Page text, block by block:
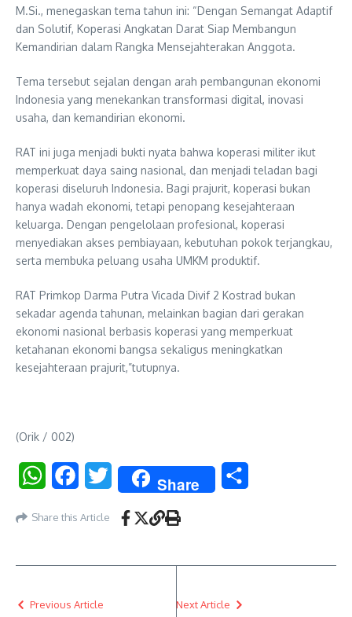
M.Si., menegaskan tema tahun ini: “Dengan Semangat Adaptif
dan Solutif, Koperasi Angkatan Darat Siap Membangun
Kemandirian dalam Rangka Mensejahterakan Anggota.
Tema tersebut sejalan dengan arah pembangunan ekonomi
Indonesia yang menekankan transformasi digital, inovasi
usaha, dan kemandirian ekonomi.
RAT ini juga menjadi bukti nyata bahwa koperasi militer ikut
memperkuat daya saing nasional, dan menjadi teladan bagi
koperasi diseluruh Indonesia. Bagi prajurit, koperasi bukan
hanya wadah ekonomi, tetapi penopang kesejahteraan
keluarga. Dengan pengelolaan profesional, koperasi
menyediakan akses pembiayaan, kebutuhan pokok terjangkau,
serta membuka peluang usaha UMKM produktif.
RAT Primkop Darma Putra Vicada Divif 2 Kostrad bukan
sekadar agenda tahunan, melainkan bagian dari gerakan
ekonomi nasional berbasis koperasi yang memperkuat
ketahanan ekonomi bangsa sekaligus meningkatkan
kesejahteraan prajurit,”tutupnya.
(Orik / 002)
WhatsAppFacebookTwitter Share
Share this Article
Previous Article Next Article